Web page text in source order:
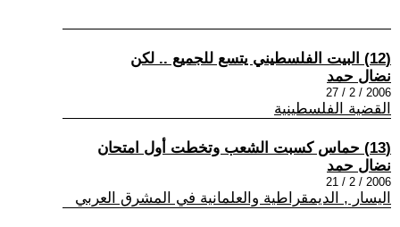
(12) البيت الفلسطيني يتسع للجميع .. لكن
نضال حمد
2006 / 2 / 27
القضية الفلسطينية
(13) حماس كسبت الشعب وتخطت أول امتحان
نضال حمد
2006 / 2 / 21
اليسار , الديمقراطية والعلمانية في المشرق العربي